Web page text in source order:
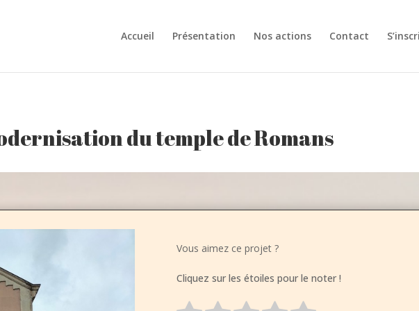
Accueil Présentation Nos actions Contact
du temple de Romans
Vous aimez ce projet ?
Cliquez sur les étoiles pour le noter !